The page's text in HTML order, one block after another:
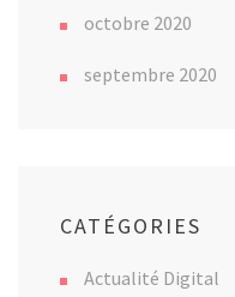
octobre 2020
septembre 2020
CATÉGORIES
Actualité Digital